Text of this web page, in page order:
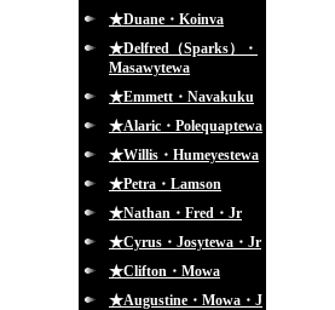
★Duane・Koinva
★Delfred（Sparks）・
Masawytewa
★Emmett・Navakuku
★Alaric・Polequaptewa
★Willis・Humeyestewa
★Petra・Lamson
★Nathan・Fred・Jr
★Cyrus・Josytewa・Jr
★Clifton・Mowa
★Augustine・Mowa・J